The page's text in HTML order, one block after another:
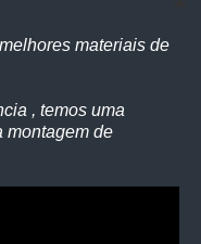
materiais de
, temos uma
montagem de